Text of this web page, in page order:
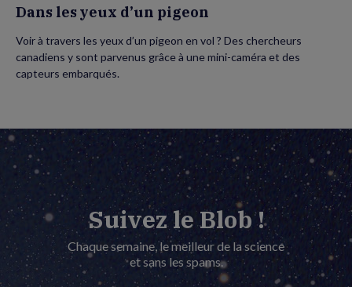
Dans les yeux d’un pigeon
Voir à travers les yeux d’un pigeon en vol ? Des chercheurs
canadiens y sont parvenus grâce à une mini-caméra et des
capteurs embarqués.
Suivez le Blob !
Chaque semaine, le meilleur de la science
et sans les spams.